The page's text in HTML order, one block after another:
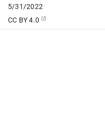
5/31/2022
CC BY 4.0